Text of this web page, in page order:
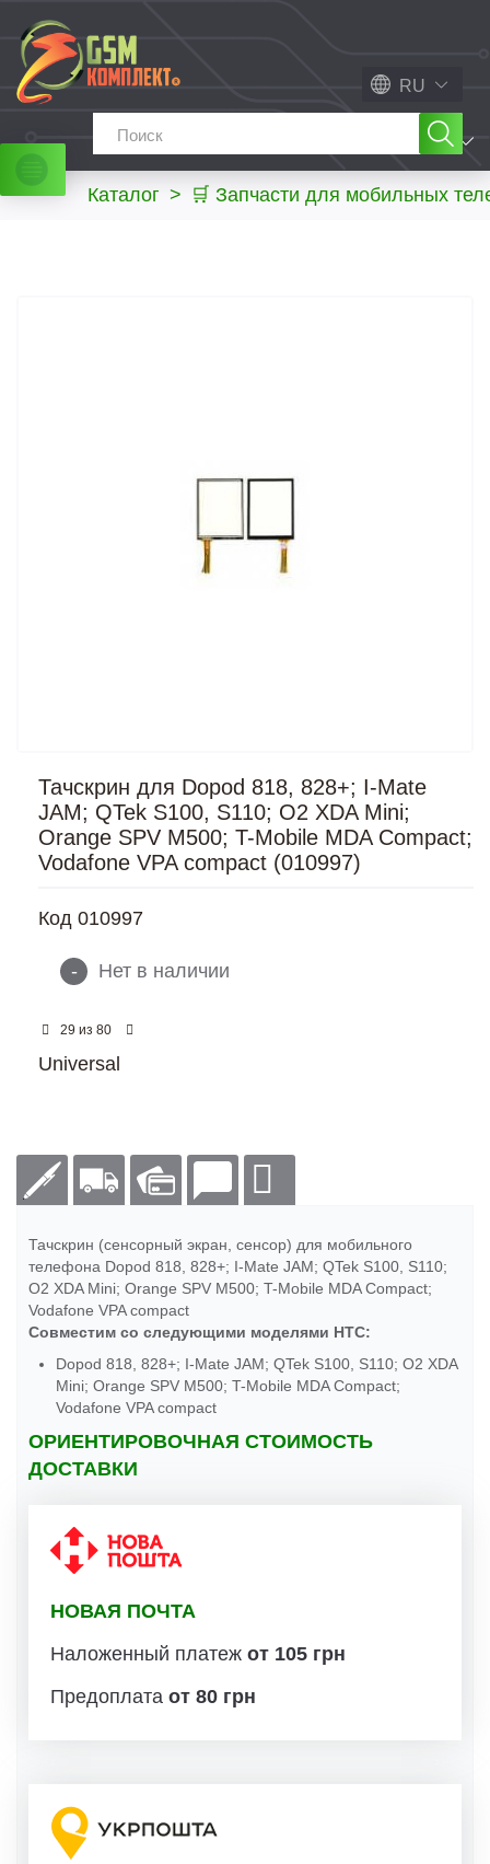
RU
МЕНЮ
Каталог > 🛒 Запчасти для мобильных
Тачскрин для Dopod 818, 828+; I-Mate
JAM; QTek S100, S110; O2 XDA Mini;
Orange SPV M500; T-Mobile MDA Compact;
Vodafone VPA compact (010997)
Код 010997
- Нет в наличии
29 из 80
Universal
Тачскрин (сенсорный экран, сенсор) для мобильного
телефона Dopod 818, 828+; I-Mate JAM; QTek S100, S110;
O2 XDA Mini; Orange SPV M500; T-Mobile MDA Compact;
Vodafone VPA compact
Совместим со следующими моделями HTC:
Dopod 818, 828+; I-Mate JAM; QTek S100, S110; O2 XDA
Mini; Orange SPV M500; T-Mobile MDA Compact;
Vodafone VPA compact
ОРИЕНТИРОВОЧНАЯ СТОИМОСТЬ
ДОСТАВКИ
НОВАЯ ПОЧТА
Наложенный платеж от 105 грн
Предоплата от 80 грн